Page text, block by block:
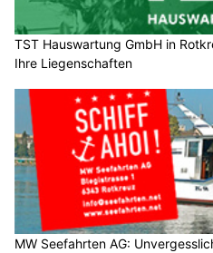
TST Hauswartung GmbH in
Ihre Liegenschaften
MW Seefahrten AG: